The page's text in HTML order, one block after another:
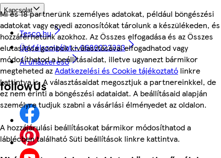
Mi és 18 partnerünk személyes adatokat, például böngészési
adatokat vagy egyedi azonosítókat tárolunk a készülékeden, és
hozzáférhetünk azokhoz. Az Összes elfogadása és az Összes
elutasítása gombok kiválasztásával elfogadhatod vagy
módosíthatod a beállításaidat, illetve ugyanezt bármikor
megteheted azAdatkezelési és Cookie tájékoztató linkre
kattintva is. A választásaidat megosztjuk a partnereinkkel, de
ez nem érinti a böngészési adataidat. A beállításaid alapján
személyre tudjuk szabni a vásárlási élményedet az oldalon.
A hozzájárulási beállításokat bármikor módosíthatod a
láblécben található Süti beállítások linkre kattintva.
Kapcsolat
Tesco.hu
Ügyfélszolgálat - 0680222333
Áruházkereső
followUs